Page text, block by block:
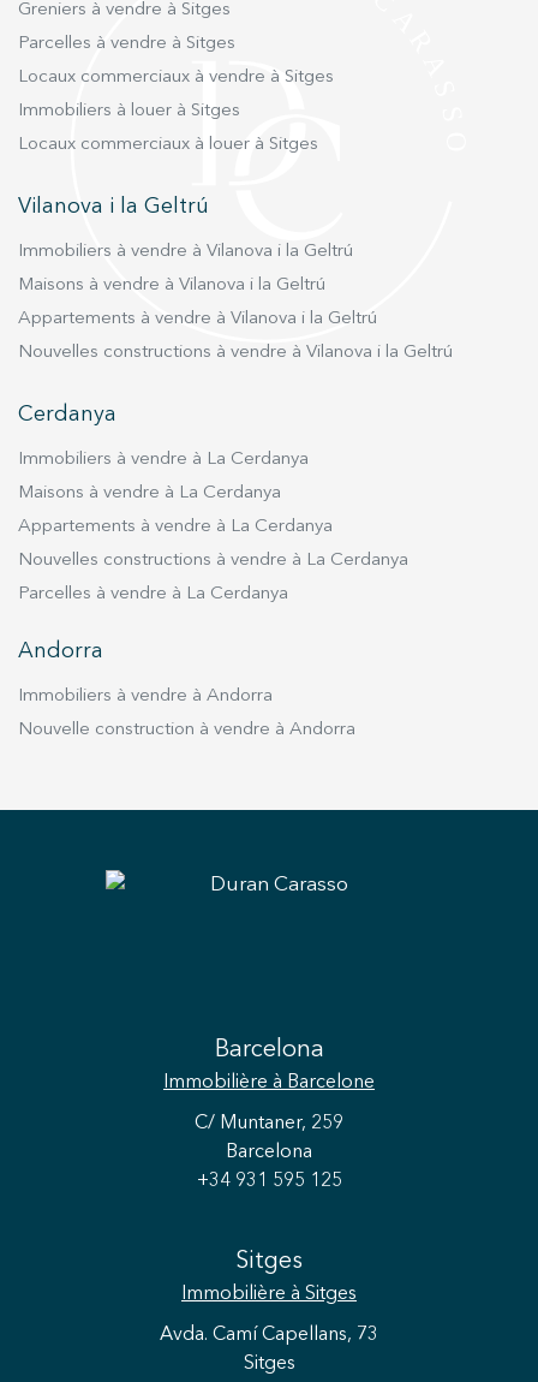
Greniers à vendre à Sitges
Parcelles à vendre à Sitges
Locaux commerciaux à vendre à Sitges
Immobiliers à louer à Sitges
Locaux commerciaux à louer à Sitges
Vilanova i la Geltrú
Immobiliers à vendre à Vilanova i la Geltrú
Maisons à vendre à Vilanova i la Geltrú
Appartements à vendre à Vilanova i la Geltrú
Nouvelles constructions à vendre à Vilanova i la Geltrú
Cerdanya
Immobiliers à vendre à La Cerdanya
Maisons à vendre à La Cerdanya
Appartements à vendre à La Cerdanya
Nouvelles constructions à vendre à La Cerdanya
Parcelles à vendre à La Cerdanya
Andorra
Immobiliers à vendre à Andorra
Nouvelle construction à vendre à Andorra
Barcelona
Immobilière à Barcelone
C/ Muntaner, 259
Barcelona
+34 931 595 125
Sitges
Immobilière à Sitges
Avda. Camí Capellans, 73
Sitges